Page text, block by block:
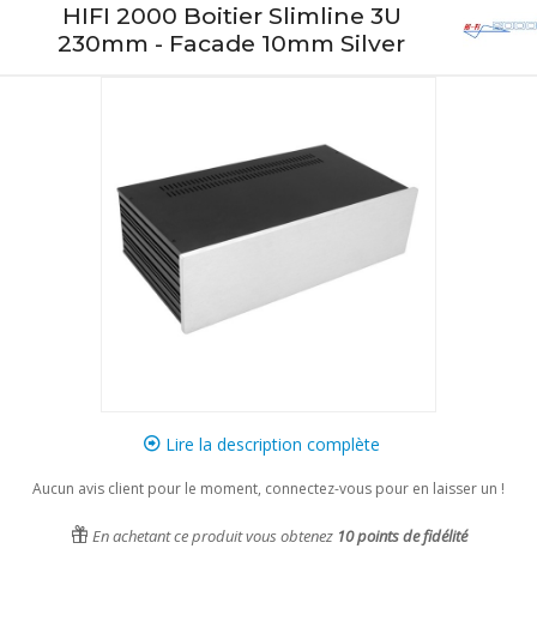
HIFI 2000 Boitier Slimline 3U
230mm - Facade 10mm Silver
Lire la description complète
Aucun avis client pour le moment, connectez-vous pour en laisser un !
En achetant ce produit vous obtenez 10points de fidélité